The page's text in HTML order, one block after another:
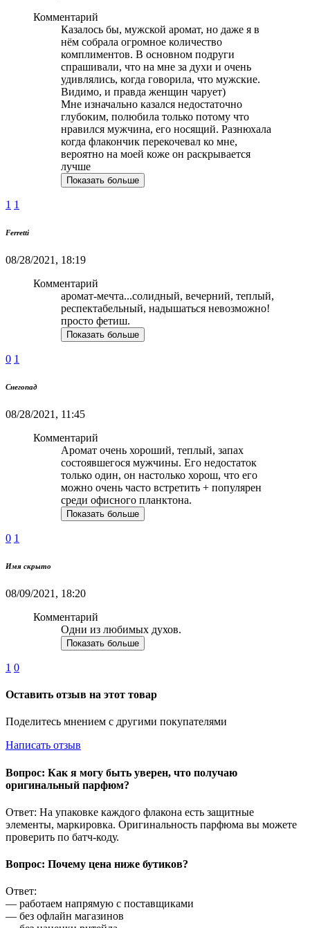
Комментарий
Казалось бы, мужской аромат, но даже я в
нём собрала огромное количество
комплиментов. В основном подруги
спрашивали, что на мне за духи и очень
удивлялись, когда говорила, что мужские.
Видимо, и правда женщин чарует)
Мне изначально казался недостаточно
глубоким, полюбила только потому что
нравился мужчина, его носящий. Разнюхала
когда флакончик перекочевал ко мне,
вероятно на моей коже он раскрывается
лучше
Показать больше
1 1
Ferretti
08/28/2021, 18:19
Комментарий
аромат-мечта...солидный, вечерний, теплый,
респектабельный, надышаться невозможно!
просто фетиш.
Показать больше
0 1
Снегопад
08/28/2021, 11:45
Комментарий
Аромат очень хороший, теплый, запах
состоявшегося мужчины. Его недостаток
только один, он настолько хорош, что его
можно очень часто встретить + популярен
среди офисного планктона.
Показать больше
0 1
Имя скрыто
08/09/2021, 18:20
Комментарий
Одни из любимых духов.
Показать больше
1 0
Оставить отзыв на этот товар
Поделитесь мнением с другими покупателями
Написать отзыв
Вопрос: Как я могу быть уверен, что получаю
оригинальный парфюм?
Ответ: На упаковке каждого флакона есть защитные
элементы, маркировка. Оригинальность парфюма вы можете
проверить по батч-коду.
Вопрос: Почему цена ниже бутиков?
Ответ:
— работаем напрямую с поставщиками
— без офлайн магазинов